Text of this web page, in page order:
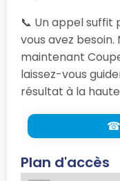
📞 Un appel
vous avez besoin.
maintenant
laissez-vous
résultat à la
☎
Plan d'accès